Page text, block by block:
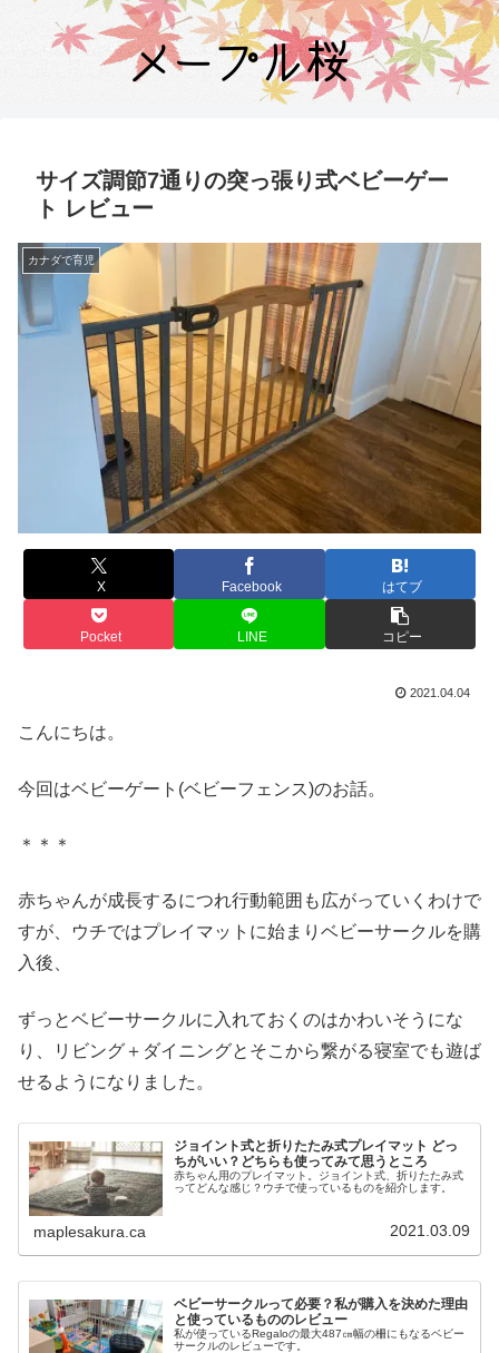
サイズ調節7通りの突っ張り式ベビーゲー
ト レビュー
カナダで育児
X Facebook はてブ
Pocket LINE コピー
2021.04.04
こんにちは。
今回はベビーゲート(ベビーフェンス)のお話。
＊＊＊
赤ちゃんが成長するにつれ行動範囲も広がっていくわけで
すが、ウチではプレイマットに始まりベビーサークルを購
入後、
ずっとベビーサークルに入れておくのはかわいそうにな
り、リビング＋ダイニングとそこから繋がる寝室でも遊ば
せるようになりました。
ジョイント式と折りたたみ式プレイマット どっ
ちがいい？どちらも使ってみて思うところ
赤ちゃん用のプレイマット。ジョイント式、折りたたみ式
ってどんな感じ？ウチで使っているものを紹介します。
maplesakura.ca 2021.03.09
ベビーサークルって必要？私が購入を決めた理由
と使っているもののレビュー
私が使っているRegaloの最大487㎝幅の柵にもなるベビー
サークルのレビューです。